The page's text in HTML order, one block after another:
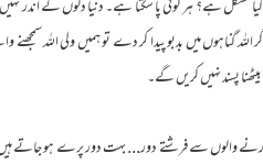
کیا مشکل ہے؟ ہر کوئی پا سکتا ہے۔ دنیا دلوں کے اندر
اللہ گناہوں میں بدبو پیدا کر دے تو ہمیں ولی
پسند نہیں کریں گے۔
والوں سے فرشتے دور... بہت دور پرے ہو جاتے